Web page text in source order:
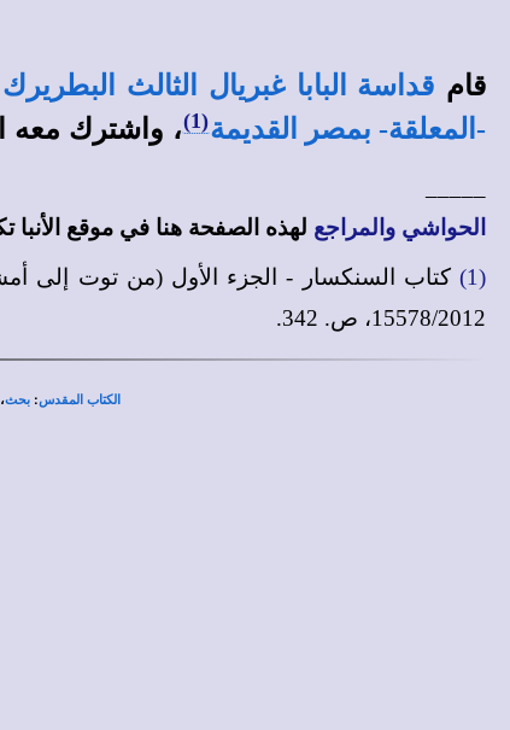
قام قداسة البابا غبريال الثالث
-المعلقة- بمصر القديمة(1) ، واشترك معه
الحواشي والمراجع لهذه الصفحة هنا في موقع الأنبا
(1)
15578/2012، ص. 342.
الكتاب المقدس:بحث